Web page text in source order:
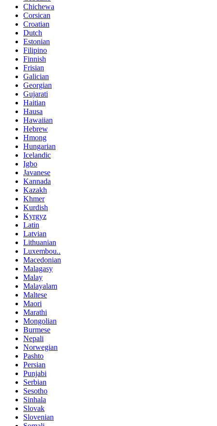
Chichewa
Corsican
Croatian
Dutch
Estonian
Filipino
Finnish
Frisian
Galician
Georgian
Gujarati
Haitian
Hausa
Hawaiian
Hebrew
Hmong
Hungarian
Icelandic
Igbo
Javanese
Kannada
Kazakh
Khmer
Kurdish
Kyrgyz
Latin
Latvian
Lithuanian
Luxembou..
Macedonian
Malagasy
Malay
Malayalam
Maltese
Maori
Marathi
Mongolian
Burmese
Nepali
Norwegian
Pashto
Persian
Punjabi
Serbian
Sesotho
Sinhala
Slovak
Slovenian